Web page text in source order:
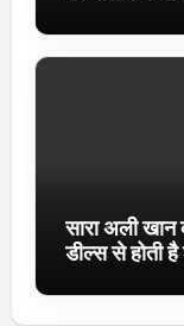
सारा अली
डील्स से होती है